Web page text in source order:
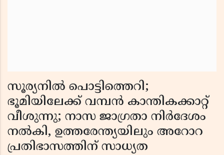
സൂര്യനിൽ പൊട്ടിത്തെറി;
ഭൂമിയിലേക്ക് വമ്പൻ കാന്തികക്കാറ്റ്
വീശുന്നു; നാസ ജാഗ്രതാ നിർദേശം
നൽകി, ഉത്തരേന്ത്യയിലും അറോറ
പ്രതിഭാസത്തിന് സാധ്യത